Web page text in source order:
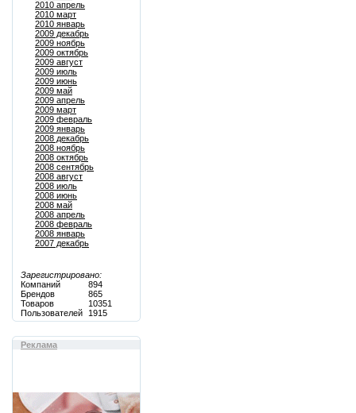
2010 апрель
2010 март
2010 январь
2009 декабрь
2009 ноябрь
2009 октябрь
2009 август
2009 июль
2009 июнь
2009 май
2009 апрель
2009 март
2009 февраль
2009 январь
2008 декабрь
2008 ноябрь
2008 октябрь
2008 сентябрь
2008 август
2008 июль
2008 июнь
2008 май
2008 апрель
2008 февраль
2008 январь
2007 декабрь
Зарегистрировано:
Компаний
894
Брендов
865
Товаров
10351
Пользователей
1915
Реклама